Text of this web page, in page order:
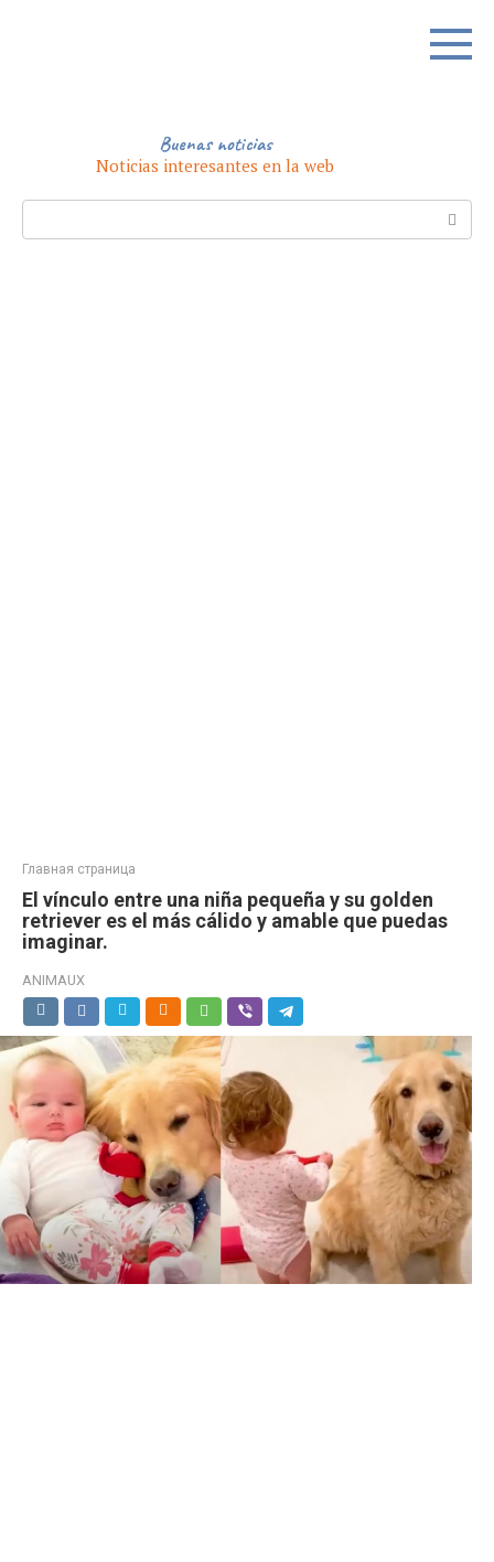
Buenas noticias
Noticias interesantes en la web
Главная страница
El vínculo entre una niña pequeña y su golden
retriever es el más cálido y amable que puedas
imaginar.
ANIMAUX